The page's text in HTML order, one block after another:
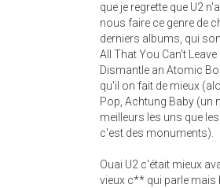
que je regrette que U2
nous faire ce genre de
derniers albums, qui
All That You Can't
Dismantle an Atomic
qu'il on fait de mieux
Pop, Achtung Baby (un
meilleurs les uns que
c'est des monuments).
Ouai U2 c'était mieux
vieux c** qui parle mais